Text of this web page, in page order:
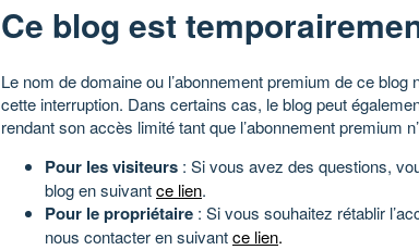
Ce blog est
Le nom de domaine ou l’abonnement premium de ce blog
cette interruption. Dans certains cas, le blog peut
rendant son accès limité tant que l’abonnement premium
Pour les visiteurs : Si vous avez des questions,
blog en suivantce lien.
Pour le propriétaire : Si vous souhaitez rétablir
nous contacter en suivantce lien.